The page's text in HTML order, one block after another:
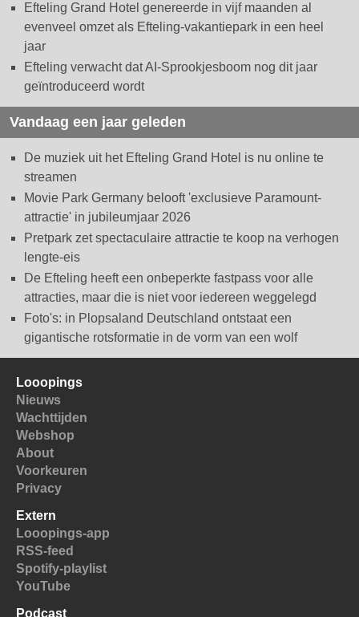
Efteling Grand Hotel genereerde in vijf maanden al
evenveel omzet als Efteling-vakantiepark in een heel
jaar
Efteling verwacht dat AI-Sprookjesboom nog dit jaar
geïntroduceerd wordt
Vandaag een jaar geleden
De muziek uit het Efteling Grand Hotel is nu online te
streamen
Movie Park Germany belooft 'exclusieve Paramount-
attractie' in jubileumjaar 2026
Pretpark zet spectaculaire attractie te koop na verhogen
lengte-eis
De Efteling heeft een onbeperkte fastpass voor alle
attracties, maar die is niet voor iedereen weggelegd
Foto's: in Plopsaland Deutschland ontstaat een
gigantische rotsformatie in de vorm van een wolf
Looopings
Nieuws
Wachttijden
Webshop
About
Voorkeuren
Privacy
Extern
Looopings-app
RSS-feed
Spotify-playlist
YouTube
Podcast